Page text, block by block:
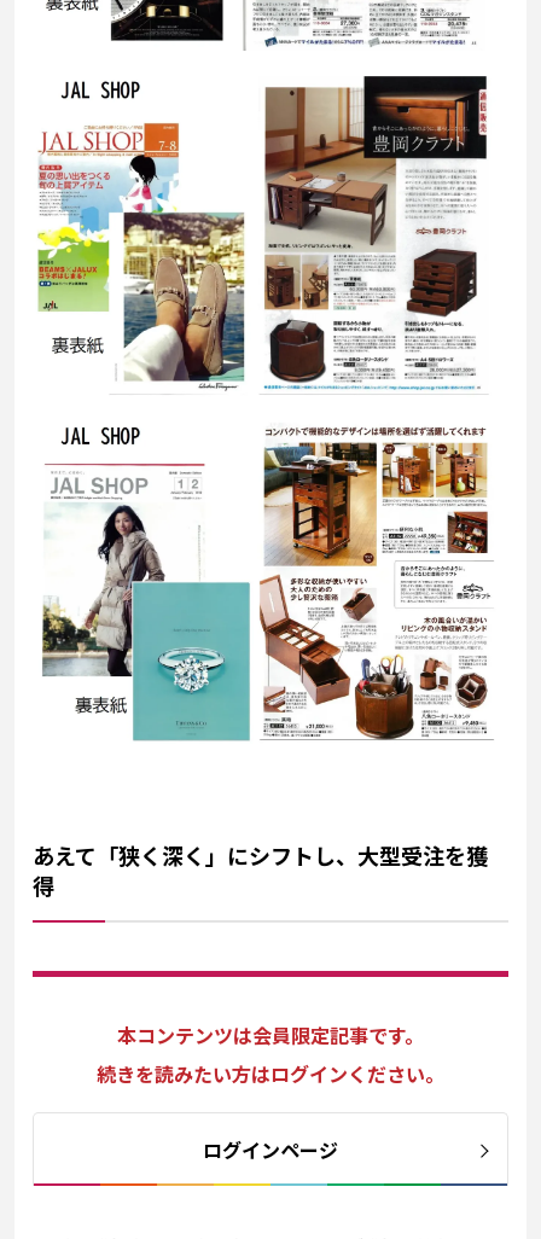
あえて「狭く深く」にシフトし、大型受注を獲
得
本コンテンツは会員限定記事です。
続きを読みたい方はログインください。
ログインページ